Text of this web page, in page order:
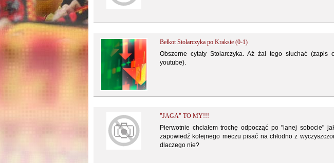
Bełkot Stolarczyka po Kraksie (0-1)
Obszerne cytaty Stolarczyka. Aż żal tego słuchać (zapis
youtube).
"JAGA" TO MY!!!
Pierwotnie chciałem trochę odpocząć po "lanej sobocie"
zapowiedź kolejnego meczu pisać na chłodno z
dlaczego nie?